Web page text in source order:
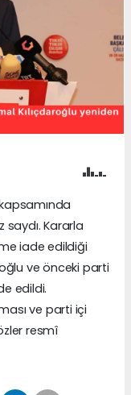
Kararla
iade edildiği
ve önceki parti
edildi.
ve parti içi
resmî